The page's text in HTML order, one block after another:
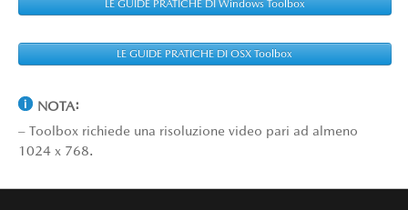
LE GUIDE PRATICHE DI Windows Toolbox
LE GUIDE PRATICHE DI OSX Toolbox
NOTA:
– Toolbox richiede una risoluzione video pari ad almeno
1024 x 768.